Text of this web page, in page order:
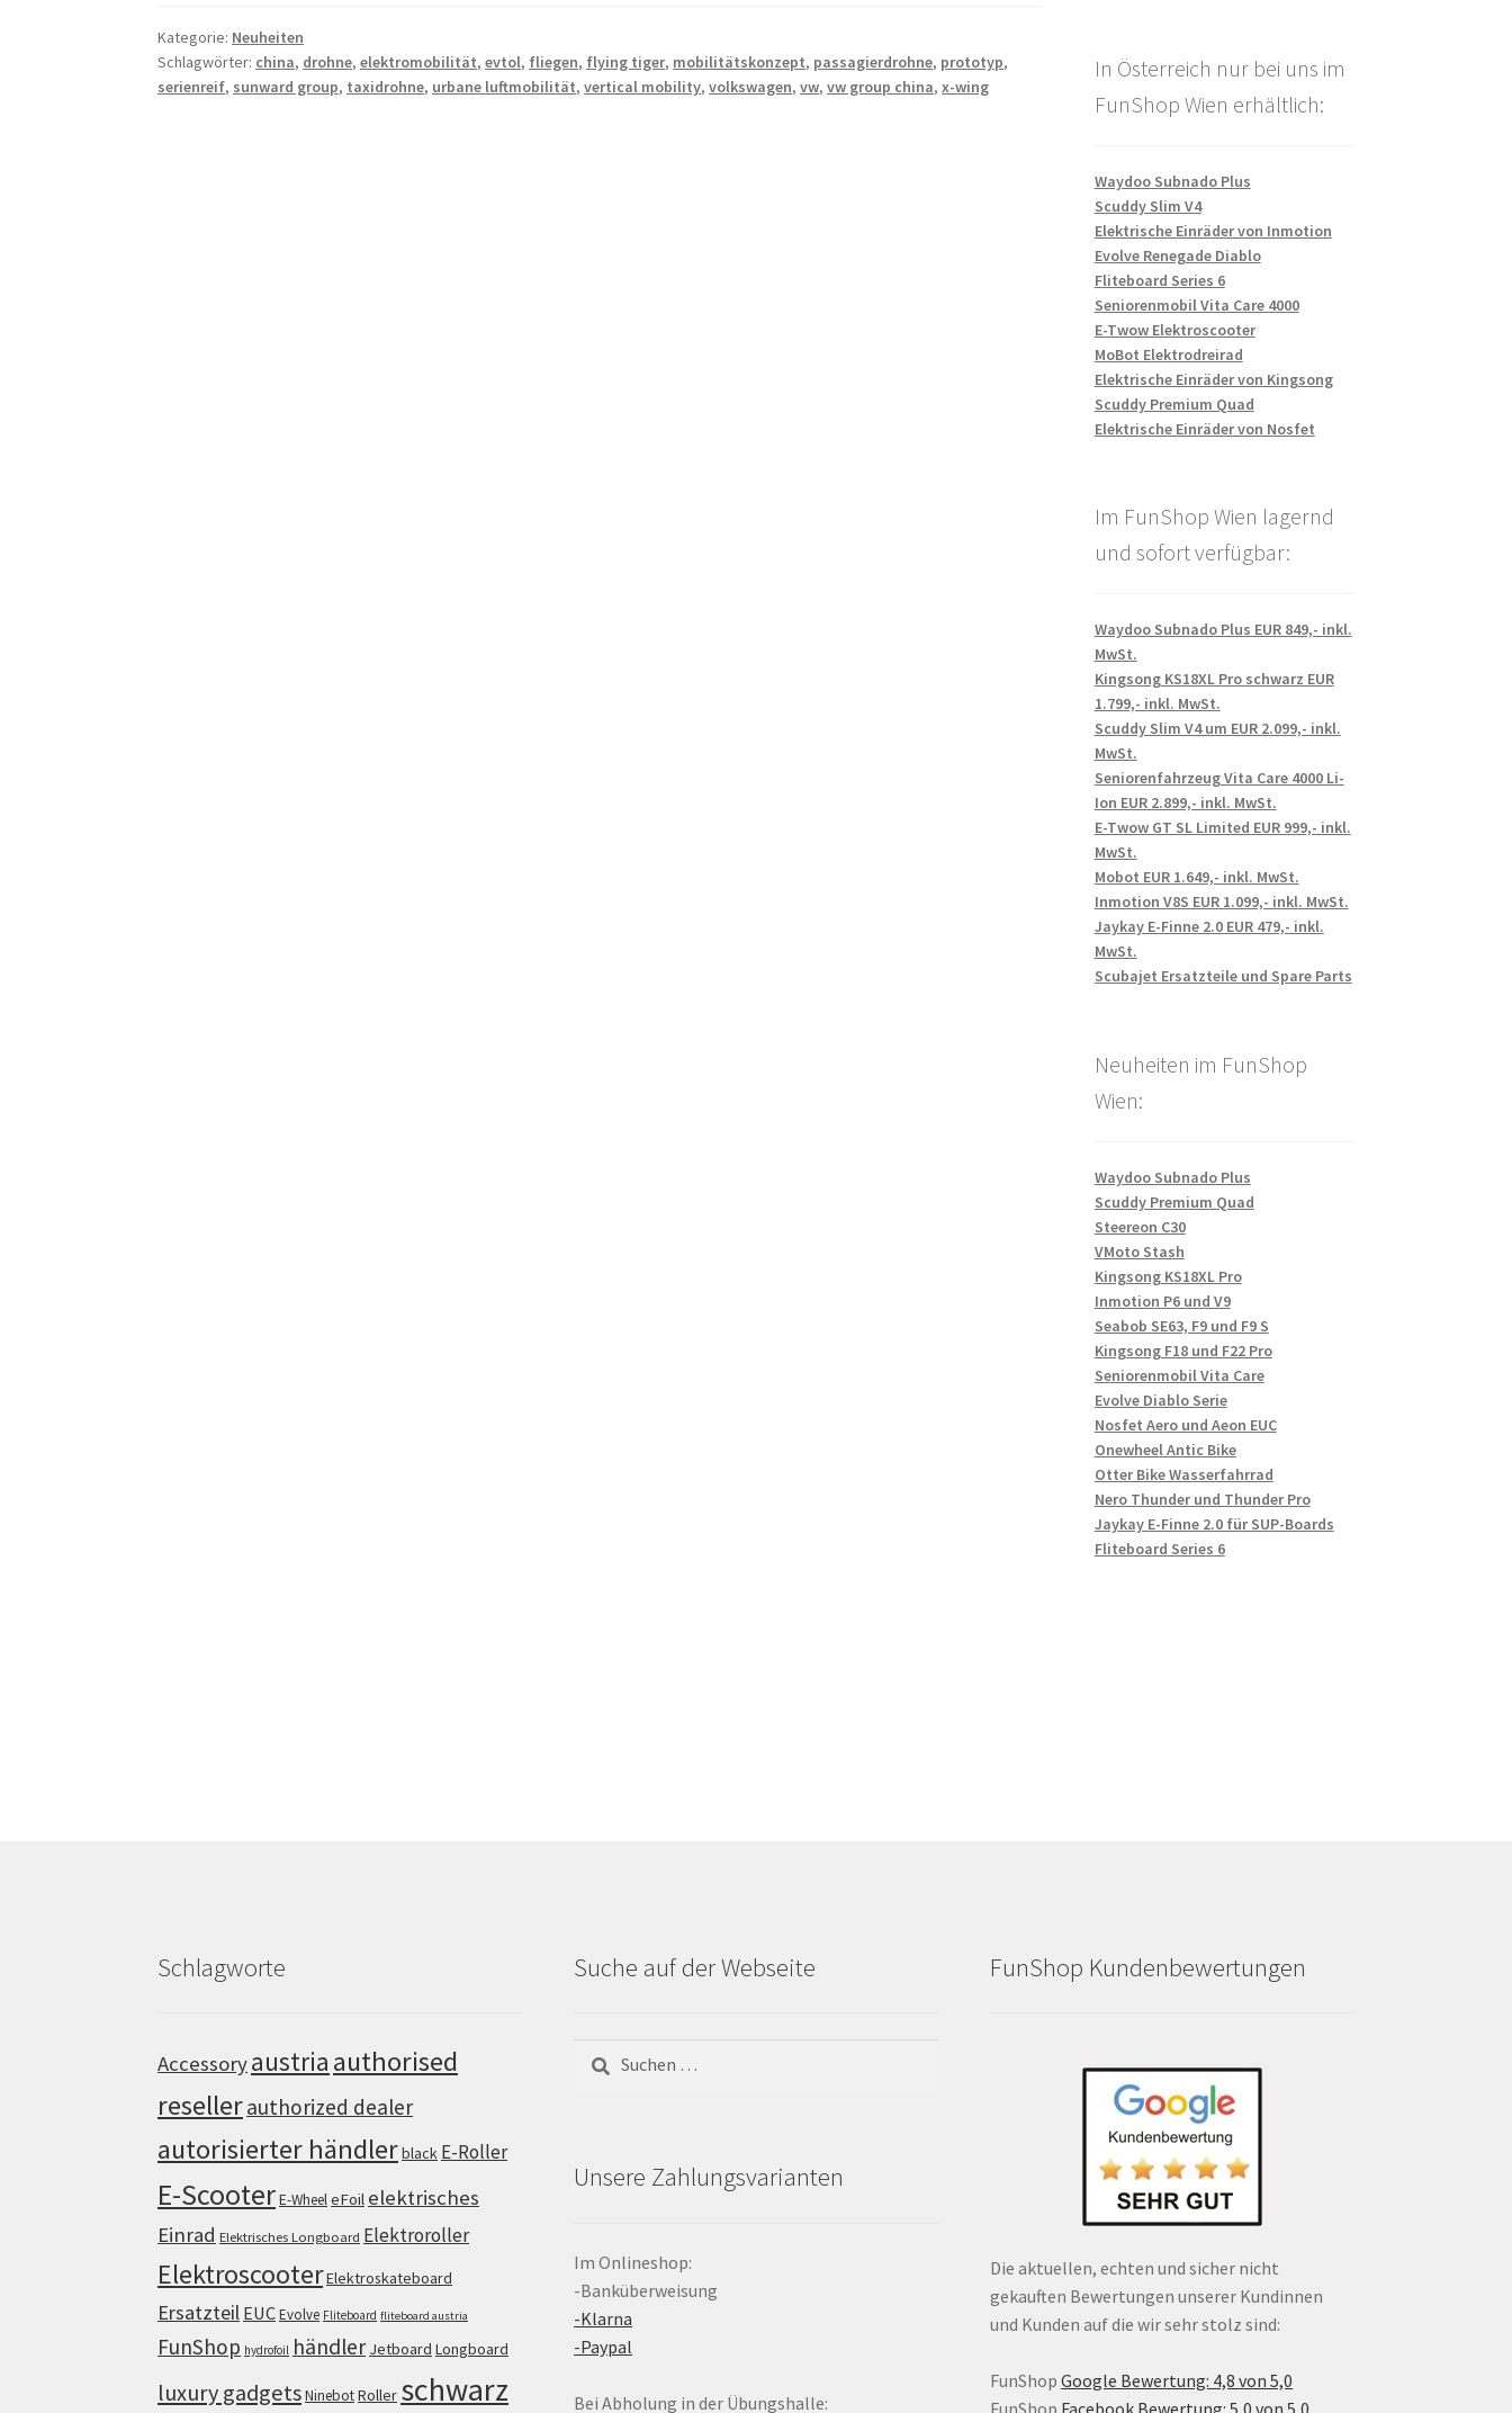
Kategorie: Neuheiten
Schlagwörter: china, drohne,elektromobilität,evtol, fliegen, flying tiger, mobilitätskonzept, passagierdrohne, prototyp,
serienreif, sunward group, taxidrohne, urbane luftmobilität,vertical mobility,volkswagen,vw,vw group china,x-wing
In Österreich nur bei uns im
FunShop Wien erhältlich:
Waydoo Subnado Plus
Scuddy Slim V4
Elektrische Einräder von Inmotion
Evolve Renegade Diablo
Fliteboard Series 6
Seniorenmobil Vita Care 4000
E-Twow Elektroscooter
MoBot Elektrodreirad
Elektrische Einräder von Kingsong
Scuddy Premium Quad
Elektrische Einräder von Nosfet
Im FunShop Wien lagernd
und sofort verfügbar:
Waydoo Subnado Plus EUR 849,- inkl.
MwSt.
Kingsong KS18XL Pro schwarz EUR
1.799,- inkl. MwSt.
Scuddy Slim V4 um EUR 2.099,- inkl.
MwSt.
Seniorenfahrzeug Vita Care 4000 Li-
Ion EUR 2.899,- inkl. MwSt.
E-Twow GT SL Limited EUR 999,- inkl.
MwSt.
Mobot EUR 1.649,- inkl. MwSt.
Inmotion V8S EUR 1.099,- inkl. MwSt.
Jaykay E-Finne 2.0 EUR 479,- inkl.
MwSt.
Scubajet Ersatzteile und Spare Parts
Neuheiten im FunShop
Wien:
Waydoo Subnado Plus
Scuddy Premium Quad
Steereon C30
VMoto Stash
Kingsong KS18XL Pro
Inmotion P6 und V9
Seabob SE63, F9 und F9 S
Kingsong F18 und F22 Pro
Seniorenmobil Vita Care
Evolve Diablo Serie
Nosfet Aero und Aeon EUC
Onewheel Antic Bike
Otter Bike Wasserfahrrad
Nero Thunder und Thunder Pro
Jaykay E-Finne 2.0 für SUP-Boards
Fliteboard Series 6
Schlagworte
Accessoryaustria authorised
resellerauthorized dealer
autorisierter händlerblack E-Roller
E-ScooterE-WheeleFoil elektrisches
Einrad Elektrisches Longboard Elektroroller
ElektroscooterElektroskateboard
Ersatzteil EUCEvolve Fliteboard fliteboard austria
FunShop hydrofoil händler Jetboard Longboard
luxury gadgetsNinebotRoller schwarz
Suche auf der Webseite
nach:
Unsere Zahlungsvarianten
Im Onlineshop:
-Banküberweisung
-Klarna
-Paypal
Bei Abholung in der Übungshalle:
FunShop Kundenbewertungen
Die aktuellen, echten und sicher nicht
gekauften Bewertungen unserer Kundinnen
und Kunden auf die wir sehr stolz sind:
FunShop Google Bewertung: 4,8 von 5,0
FunShop Facebook Bewertung: 5,0 von 5,0